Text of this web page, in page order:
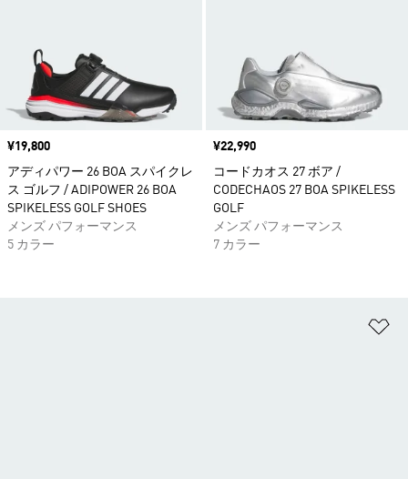
価格
¥19,800
アディパワー 26 BOA スパイクレ
ス ゴルフ / ADIPOWER 26 BOA
SPIKELESS GOLF SHOES
メンズ パフォーマンス
5 カラー
価格
¥22,990
コードカオス 27 ボア /
CODECHAOS 27 BOA SPIKELESS
GOLF
メンズ パフォーマンス
7 カラー